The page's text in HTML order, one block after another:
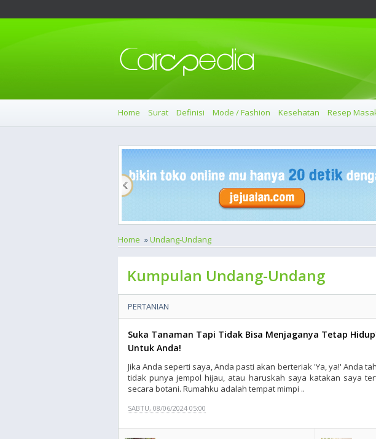
Home Surat Definisi Mode / Fashion Kesehatan Resep
Home »Undang-Undang
Kumpulan Undang-Undang
PERTANIAN
Suka Tanaman Tapi Tidak Bisa Menjaganya Tetap
Untuk Anda!
Jika Anda seperti saya, Anda pasti akan berteriak 'Ya, ya!' Anda
tidak punya jempol hijau, atau haruskah saya katakan saya
secara botani. Rumahku adalah tempat mimpi ..
SABTU, 08/06/2024 05:00